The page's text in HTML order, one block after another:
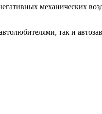
механических
так и